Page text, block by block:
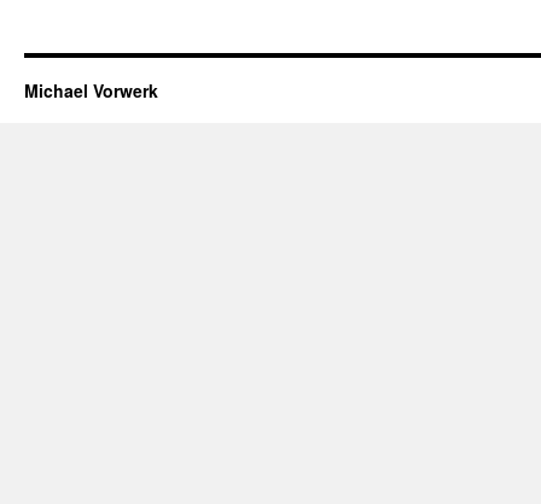
Michael Vorwerk